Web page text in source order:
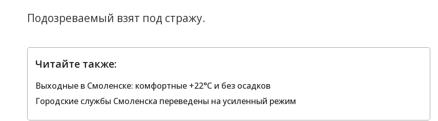
Подозреваемый взят под стражу.
Читайте также:
Выходные в Смоленске: комфортные +22°C и без осадков
Городские службы Смоленска переведены на усиленный режим